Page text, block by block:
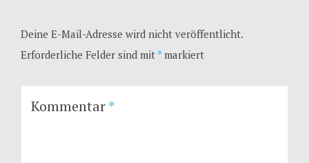
Deine E-Mail-Adresse wird nicht veröffentlicht.
Erforderliche Felder sind mit *markiert
Kommentar*